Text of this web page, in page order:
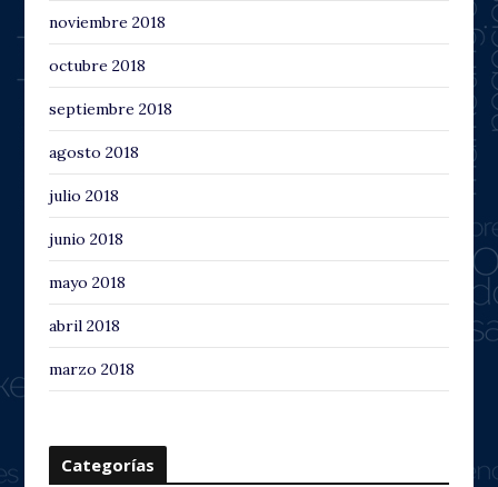
noviembre 2018
octubre 2018
septiembre 2018
agosto 2018
julio 2018
junio 2018
mayo 2018
abril 2018
marzo 2018
Categorías